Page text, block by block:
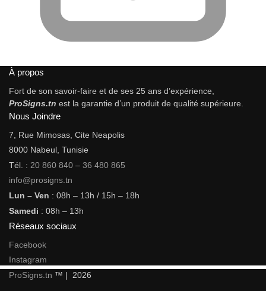
À propos
Fort de son savoir-faire et de ses 25 ans d’expérience,
ProSigns.tn est la garantie d’un produit de qualité supérieure.
Nous Joindre
7, Rue Mimosas, Cite Neapolis
8000 Nabeul, Tunisie
Tél. : 20 860 840 – 36 480 865
info@prosigns.tn
Lun – Ven : 08h – 13h / 15h – 18h
Samedi : 08h – 13h
Réseaux sociaux
Facebook
Instagram
ProSigns.tn ™ | 2026